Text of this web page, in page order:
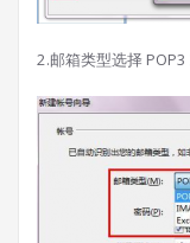
2.邮箱类型选择